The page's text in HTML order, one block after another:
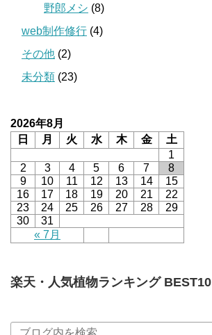
野郎メシ (8)
web制作修行 (4)
その他 (2)
未分類 (23)
2026年8月
日
月 火 水 木 金 土
« 7月
1
2
3 4 5 6 7
8
9
10 11 12 13 14
15
16
17 18 19 20 21
22
23
24 25 26 27 28
29
30
31
楽天・人気植物ランキング BEST10